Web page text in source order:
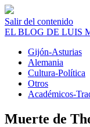
Salir del contenido
EL BLOG DE LUIS
Gijón-Asturias
Alemania
Cultura-Política
Otros
Académicos-
Muerte de